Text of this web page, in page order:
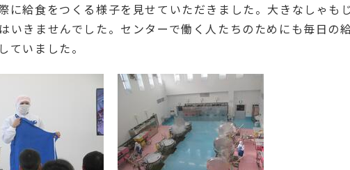
に給食をつくる様子を見せていただきました。大きなしゃも
いきませんでした。センターで働く人たちのためにも毎日の
ていました。